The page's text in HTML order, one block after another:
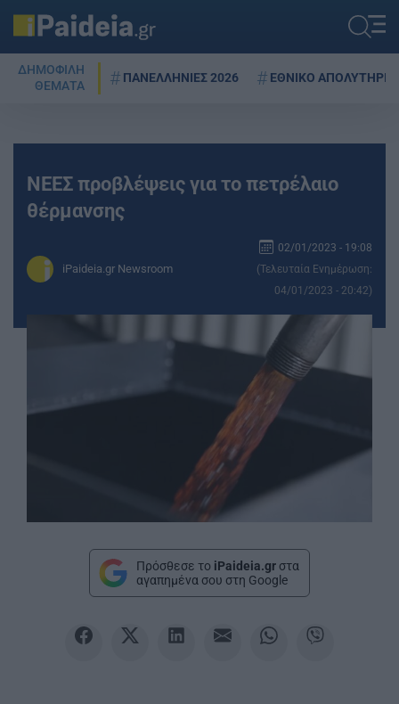
ΔΗΜΟΦΙΛΗ
ΘΕΜΑΤΑ
ΠΑΝΕΛΛΗΝΙΕΣ 2026 ΕΘΝΙΚΟ ΑΠΟΛΥΤΗΡΙΟ
ΝΕΕΣ προβλέψεις για το πετρέλαιο
θέρμανσης
iPaideia.gr Newsroom
02/01/2023 - 19:08
(Τελευταία Ενημέρωση:
04/01/2023 - 20:42)
Πρόσθεσε το iPaideia.gr στα
αγαπημένα σου στη Google